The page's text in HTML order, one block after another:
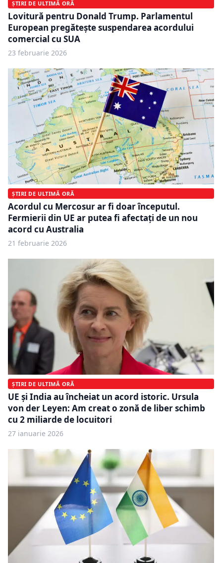
ȘTIRI DE ULTIMĂ ORĂ
Lovitură pentru Donald Trump. Parlamentul
European pregătește suspendarea acordului
comercial cu SUA
23 februarie 2026
ȘTIRI DE ULTIMĂ ORĂ
Acordul cu Mercosur ar fi doar începutul.
Fermierii din UE ar putea fi afectați de un nou
acord cu Australia
21 februarie 2026
ȘTIRI DE ULTIMĂ ORĂ
UE și India au încheiat un acord istoric. Ursula
von der Leyen: Am creat o zonă de liber schimb
cu 2 miliarde de locuitori
27 ianuarie 2026